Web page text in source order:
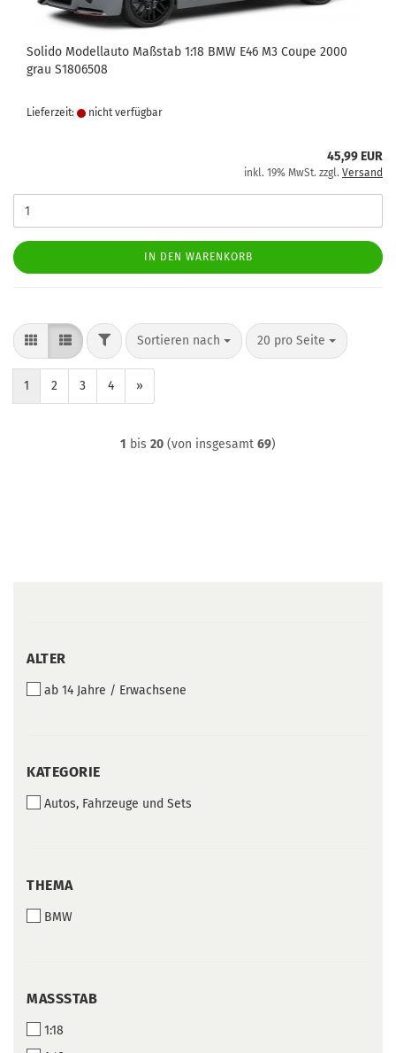
Solido Modellauto Maßstab 1:18 BMW E46 M3 Coupe 2000
grau S1806508
Lieferzeit: nicht verfügbar
45,99 EUR
inkl. 19% MwSt. zzgl. Versand
IN DEN WARENKORB
FILTERSortieren nach
Sortieren nach 20 pro Seite
pro Seite
1 2 3 4 »
1 bis 20 (von insgesamt 69)
ALTER
ALTER
ab 14 Jahre / Erwachsene
KATEGORIE
KATEGORIE
Autos, Fahrzeuge und Sets
THEMA
THEMA
BMW
MASSSTAB
MASSSTAB
1:18